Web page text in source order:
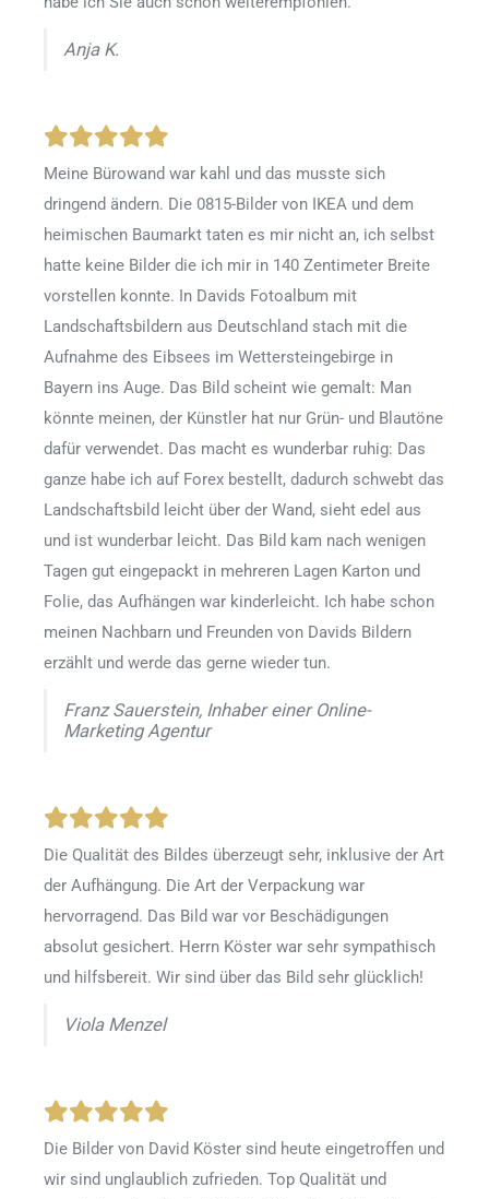
Anja K.
Meine Bürowand war kahl und das musste sich
dringend ändern. Die 0815-Bilder von IKEA und dem
heimischen Baumarkt taten es mir nicht an, ich selbst
hatte keine Bilder die ich mir in 140 Zentimeter Breite
vorstellen konnte. In Davids Fotoalbum mit
Landschaftsbildern aus Deutschland stach mit die
Aufnahme des Eibsees im Wettersteingebirge in
Bayern ins Auge. Das Bild scheint wie gemalt: Man
könnte meinen, der Künstler hat nur Grün- und Blautöne
dafür verwendet. Das macht es wunderbar ruhig: Das
ganze habe ich auf Forex bestellt, dadurch schwebt das
Landschaftsbild leicht über der Wand, sieht edel aus
und ist wunderbar leicht. Das Bild kam nach wenigen
Tagen gut eingepackt in mehreren Lagen Karton und
Folie, das Aufhängen war kinderleicht. Ich habe schon
meinen Nachbarn und Freunden von Davids Bildern
erzählt und werde das gerne wieder tun.
Franz Sauerstein, Inhaber einer Online-
Marketing Agentur
Die Qualität des Bildes überzeugt sehr, inklusive der Art
der Aufhängung. Die Art der Verpackung war
hervorragend. Das Bild war vor Beschädigungen
absolut gesichert. Herrn Köster war sehr sympathisch
und hilfsbereit. Wir sind über das Bild sehr glücklich!
Viola Menzel
Die Bilder von David Köster sind heute eingetroffen und
wir sind unglaublich zufrieden. Top Qualität und